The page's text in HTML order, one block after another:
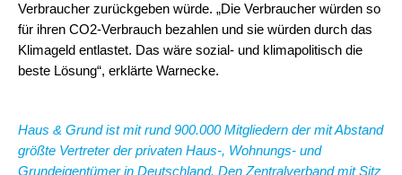
Verbraucher zurückgeben würde. „Die Verbraucher würden so
für ihren CO2-Verbrauch bezahlen und sie würden durch das
Klimageld entlastet. Das wäre sozial- und klimapolitisch die
beste Lösung“, erklärte Warnecke.
Haus & Grund ist mit rund 900.000 Mitgliedern der mit Abstand
größte Vertreter der privaten Haus-, Wohnungs- und
Grundeigentümer in Deutschland. Den Zentralverband mit Sitz